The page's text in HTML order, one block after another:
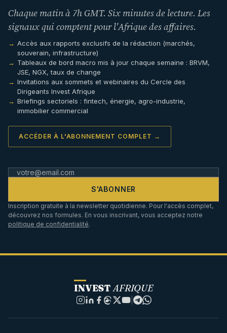
Chaque matin à 7h GMT. Six minutes de lecture. Les
signaux qui comptent pour l'Afrique des affaires.
Accès aux rapports exclusifs de la rédaction (marchés,
souverain, infrastructure)
Tableaux de bord macro mis à jour chaque semaine : BRVM,
JSE, NGX, taux de change
Invitations aux sommets et webinaires du Cercle des
Dirigeants Invest Afrique
Briefings sectoriels : fintech, énergie, agro-industrie,
immobilier commercial
ACCÉDER À L'ABONNEMENT COMPLET →
S'ABONNER
Inscription gratuite à la newsletter quotidienne. Pour l'accès complet,
découvrez nos formules. En vous inscrivant, vous acceptez notre
politique de confidentialité.
INVEST AFRIQUE
|